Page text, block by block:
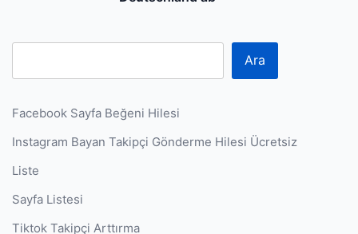
Ara
Facebook Sayfa Beğeni Hilesi
Instagram Bayan Takipçi Gönderme Hilesi Ücretsiz
Liste
Sayfa Listesi
Tiktok Takipçi Arttırma